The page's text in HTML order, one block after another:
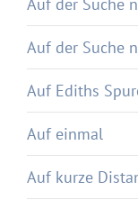
Auf der Suche
Auf Ediths
Auf einmal
Auf kurze